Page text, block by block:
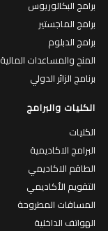
برامج البكالوريوس
برامج الماجستير
برامج الدبلوم
المنح والمساعدات المالية
برنامج الزائر الدولي
الكليات والبرامج
الكليات
البرامج الاكاديمية
الطاقم الاكاديمي
التقويم الأكاديمي
المساقات المطروحة
الهواتف الداخلية